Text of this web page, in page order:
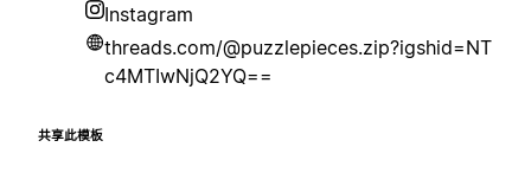
Instagram
threads.com/@puzzlepieces.zip?igshid=NT
c4MTIwNjQ2YQ==
共享此模板